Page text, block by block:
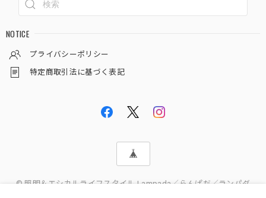
NOTICE
プライバシーポリシー
特定商取引法に基づく表記
© 照明＆エシカルライフスタイル Lampada／らんぱだ／ランパダ